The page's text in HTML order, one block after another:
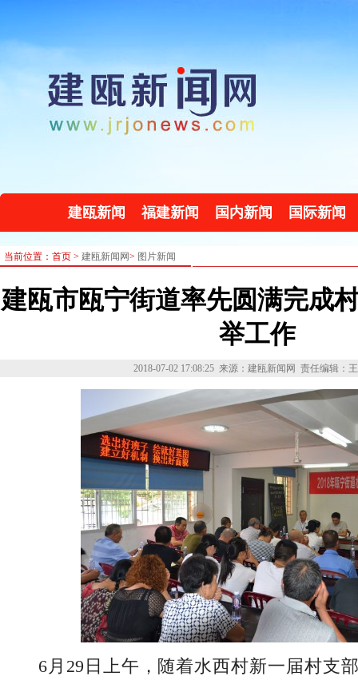
建瓯新闻 福建新闻 国内新闻 国际新闻
当前位置：首页 > 建瓯新闻网> 图片新闻
建瓯市瓯宁街道率先圆满完成
举工作
2018-07-02 17:08:25 来源：建瓯新闻网 责任编辑：
6月29日上午，随着水西村新一届村支